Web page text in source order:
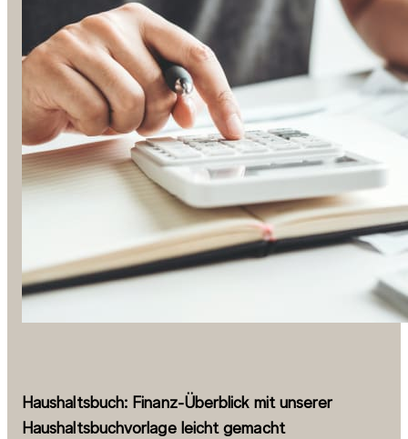
Haushaltsbuch: Finanz-Überblick mit unserer
Haushaltsbuchvorlage leicht gemacht